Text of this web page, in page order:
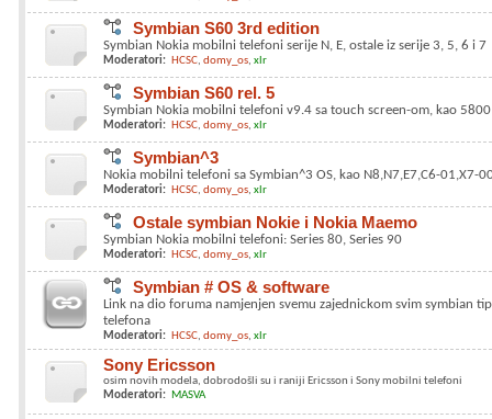
Symbian S60 3rd edition
Symbian Nokia mobilni telefoni serije N, E, ostale iz serije 3, 5, 6 i 7
Moderatori: HCSC domy_os xlr
Symbian S60 rel. 5
Symbian Nokia mobilni telefoni v9.4 sa touch screen-om, kao
Moderatori: HCSC domy_os xlr
Symbian^3
Nokia mobilni telefoni sa Symbian^3 OS, kao N8,N7,E7,C6-01,X7-
Moderatori: HCSC domy_os xlr
Ostale symbian Nokie i Nokia Maemo
Symbian Nokia mobilni telefoni: Series 80, Series 90
Moderatori: HCSC domy_os xlr
Symbian # OS & software
Link na dio foruma namjenjen svemu zajednickom svim symbian
telefona
Moderatori: HCSC domy_os xlr
Sony Ericsson
osim novih modela, dobrodošli su i raniji Ericsson i Sony mobilni telefoni
Moderatori: MASVA